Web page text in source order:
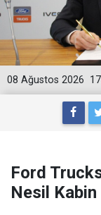
08 Ağustos 2026
Ford
Nesil